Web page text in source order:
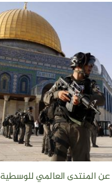
عن المنتدى العالمي للوسطية